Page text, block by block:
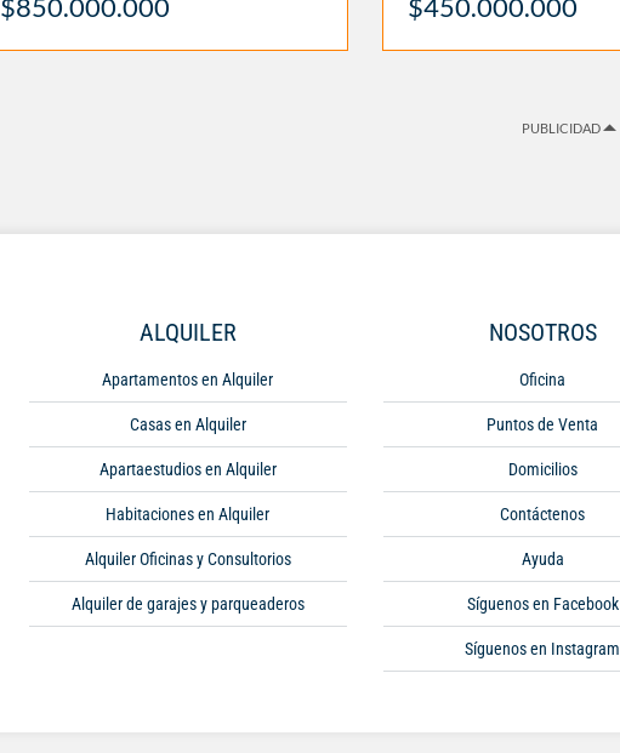
$850.000.000 $450.000.000
PUBLICIDAD
ALQUILER
Apartamentos en Alquiler
Casas en Alquiler
Apartaestudios en Alquiler
Habitaciones en Alquiler
Alquiler Oficinas y Consultorios
Alquiler de garajes y parqueaderos
NOSOTROS
Oficina
Puntos de Venta
Domicilios
Contáctenos
Ayuda
Síguenos en Facebook
Síguenos en Instagram